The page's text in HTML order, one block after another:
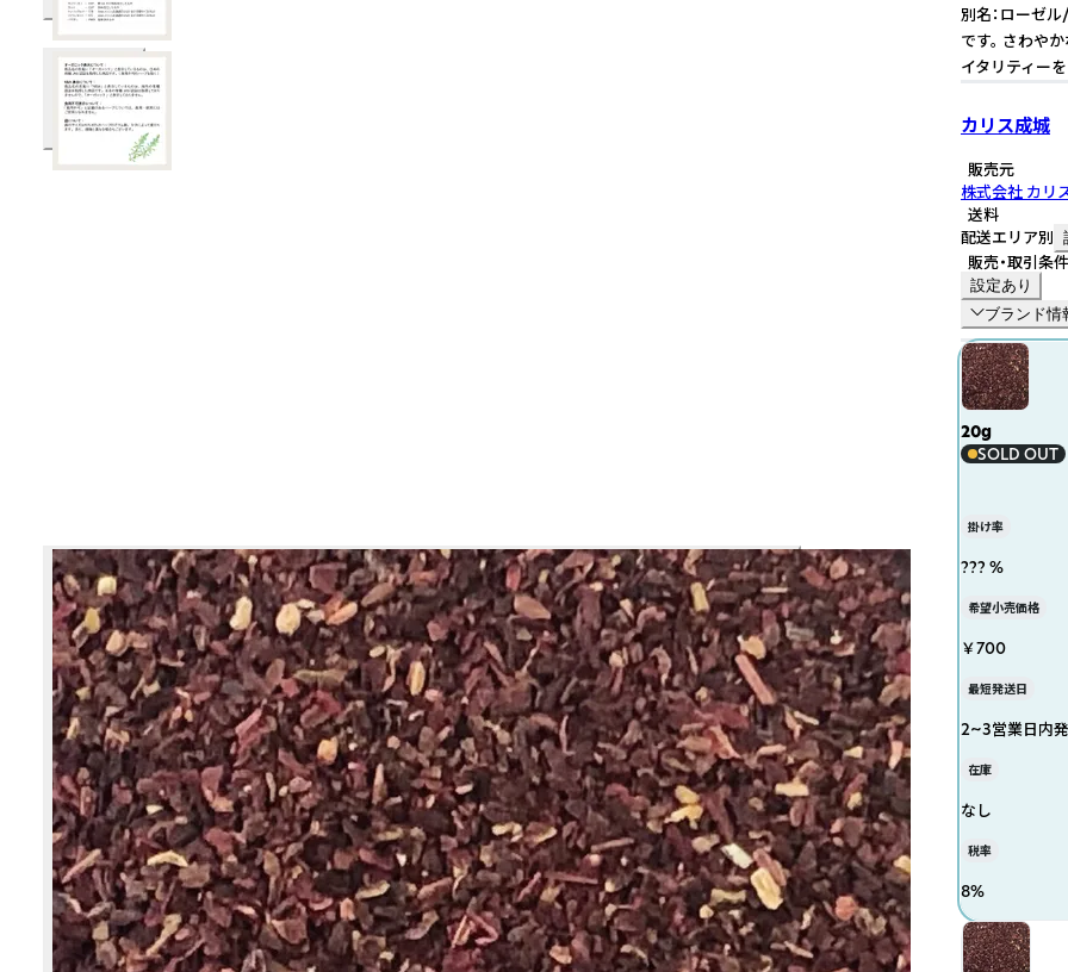
別名：ローゼ
です。 さわや
イタリティー
カリス成城
販売元
株式会社 カリ
送料
配送エリア別
販売・取引条件
設定あり
ブランド情
20g
SOLD OUT
掛け率
??? %
希望小売価格
￥700
最短発送日
2~3営業日内
在庫
なし
税率
8%